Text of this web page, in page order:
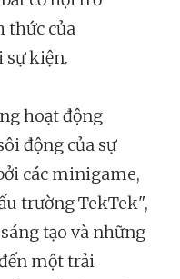
thức của
sự kiện.
hoạt động
động của sự
các minigame,
trường TekTek",
tạo và những
một trải